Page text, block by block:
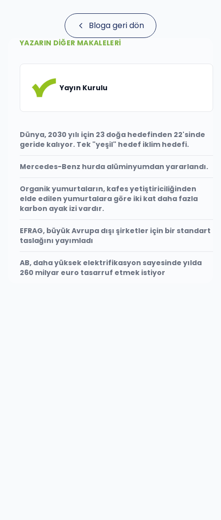
Bloga geri dön
YAZARIN DIĞER MAKALELERI
Yayın Kurulu
Dünya, 2030 yılı için 23 doğa hedefinden 22'sinde
geride kalıyor. Tek "yeşil" hedef iklim hedefi.
Mercedes-Benz hurda alüminyumdan yararlandı.
Organik yumurtaların, kafes yetiştiriciliğinden
elde edilen yumurtalara göre iki kat daha fazla
karbon ayak izi vardır.
EFRAG, büyük Avrupa dışı şirketler için bir standart
taslağını yayımladı
AB, daha yüksek elektrifikasyon sayesinde yılda
260 milyar euro tasarruf etmek istiyor